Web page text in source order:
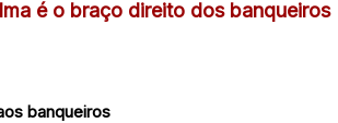
é o braço direito dos banqueiros
banqueiros